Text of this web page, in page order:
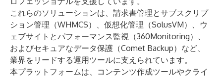
これらのソリューションは、請求書管理とサブスクリプ
ション管理（WHMCS）、仮想化管理（SolusVM）、ウ
ェブサイトとパフォーマンス監視（360Monitoring）、
およびセキュアなデータ保護（Comet Backup）など、
業界をリードする運用ツールに支えられています。
本プラットフォームは、コンテンツ作成ツールやクライ